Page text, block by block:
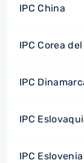
IPC China
IPC Corea
IPC
IPC
IPC Eslovenia